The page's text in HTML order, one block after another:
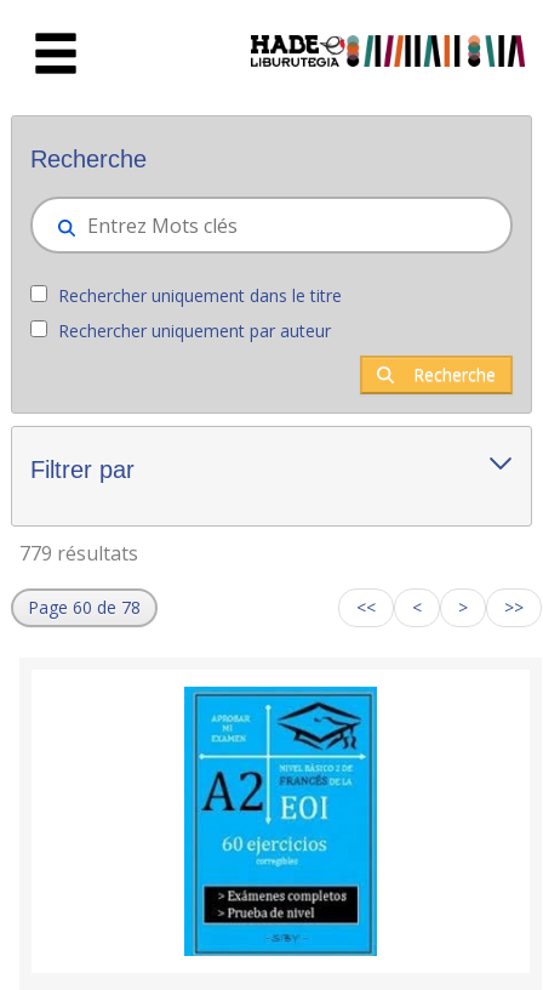
Nouveaux livres - Liburutegia
Recherche
Rechercher uniquement dans le titre
Rechercher uniquement par auteur
Recherche
Filtrer par
779 résultats
Page 60 de 78 << < > >>